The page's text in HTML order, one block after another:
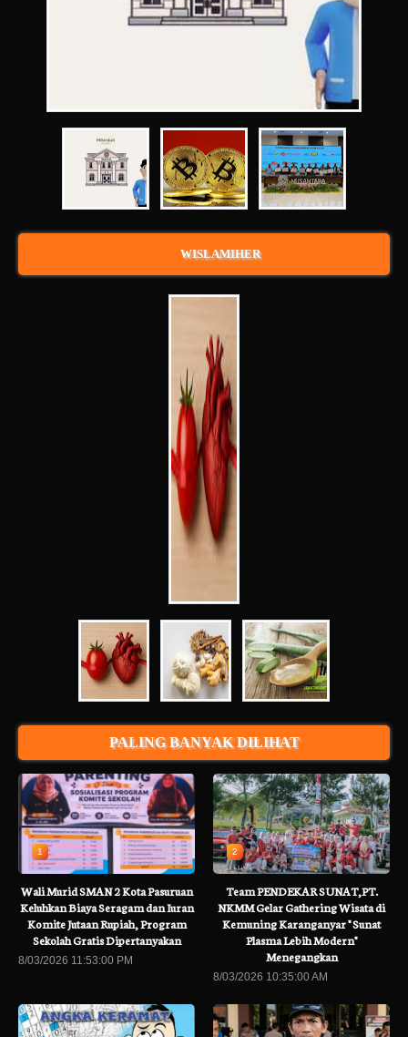
WISLAMIHER
PALING BANYAK DILIHAT
1
Wali Murid SMAN 2 Kota Pasuruan
Keluhkan Biaya Seragam dan Iuran
Komite Jutaan Rupiah, Program
Sekolah Gratis Dipertanyakan
8/03/2026 11:53:00 PM
2
Team PENDEKAR SUNAT,PT.
NKMM Gelar Gathering Wisata di
Kemuning Karanganyar " Sunat
Plasma Lebih Modern"
Menegangkan
8/03/2026 10:35:00 AM